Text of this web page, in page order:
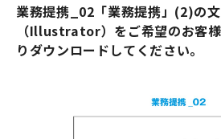
業務提携_02「業務提携」(2)の
（Illustrator）をご希望のお客
りダウンロードしてください。